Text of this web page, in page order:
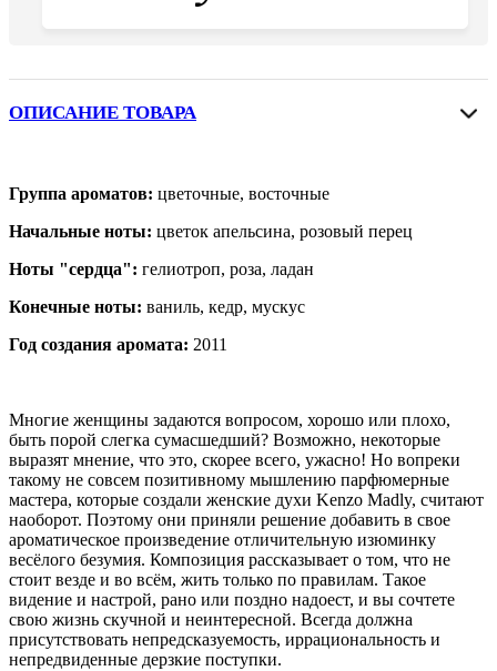
ОПИСАНИЕ ТОВАРА
Группа ароматов: цветочные, восточные
Начальные ноты: цветок апельсина, розовый перец
Ноты "сердца": гелиотроп, роза, ладан
Конечные ноты: ваниль, кедр, мускус
Год создания аромата: 2011
Многие женщины задаются вопросом, хорошо или плохо,
быть порой слегка сумасшедший? Возможно, некоторые
выразят мнение, что это, скорее всего, ужасно! Но вопреки
такому не совсем позитивному мышлению парфюмерные
мастера, которые создали женские духи Kenzo Madly, считают
наоборот. Поэтому они приняли решение добавить в свое
ароматическое произведение отличительную изюминку
весёлого безумия. Композиция рассказывает о том, что не
стоит везде и во всём, жить только по правилам. Такое
видение и настрой, рано или поздно надоест, и вы сочтете
свою жизнь скучной и неинтересной. Всегда должна
присутствовать непредсказуемость, иррациональность и
непредвиденные дерзкие поступки.